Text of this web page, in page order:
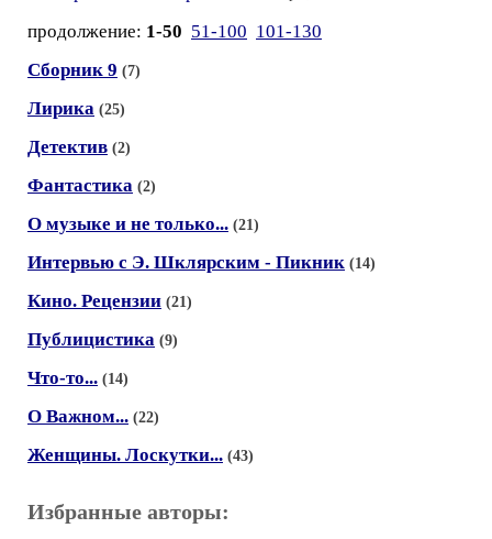
продолжение: 1-50 51-100 101-130
Сборник 9 (7)
Лирика (25)
Детектив (2)
Фантастика (2)
О музыке и не только... (21)
Интервью с Э. Шклярским - Пикник (14)
Кино. Рецензии (21)
Публицистика (9)
Что-то... (14)
О Важном... (22)
Женщины. Лоскутки... (43)
Избранные авторы: